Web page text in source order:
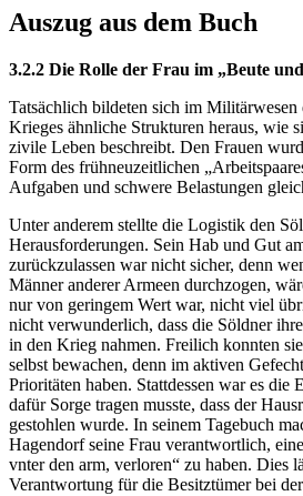
Auszug aus dem Buch
3.2.2 Die Rolle der Frau im „Beute
Tatsächlich bildeten sich im Militärwesen
Krieges ähnliche Strukturen heraus, wie
zivile Leben beschreibt. Den Frauen
Form des frühneuzeitlichen
Aufgaben und schwere Belastungen
Unter anderem stellte die Logistik den
Herausforderungen. Sein Hab und Gut
zurückzulassen war nicht sicher, denn
Männer anderer Armeen durchzogen,
nur von geringem Wert war, nicht viel
nicht verwunderlich, dass die Söldner
in den Krieg nahmen. Freilich konnten
selbst bewachen, denn im aktiven
Prioritäten haben. Stattdessen war es die
dafür Sorge tragen musste, dass der
gestohlen wurde. In seinem Tagebuch
Hagendorf seine Frau verantwortlich,
vnter den arm, verloren“ zu haben. Dies
Verantwortung für die Besitztümer bei